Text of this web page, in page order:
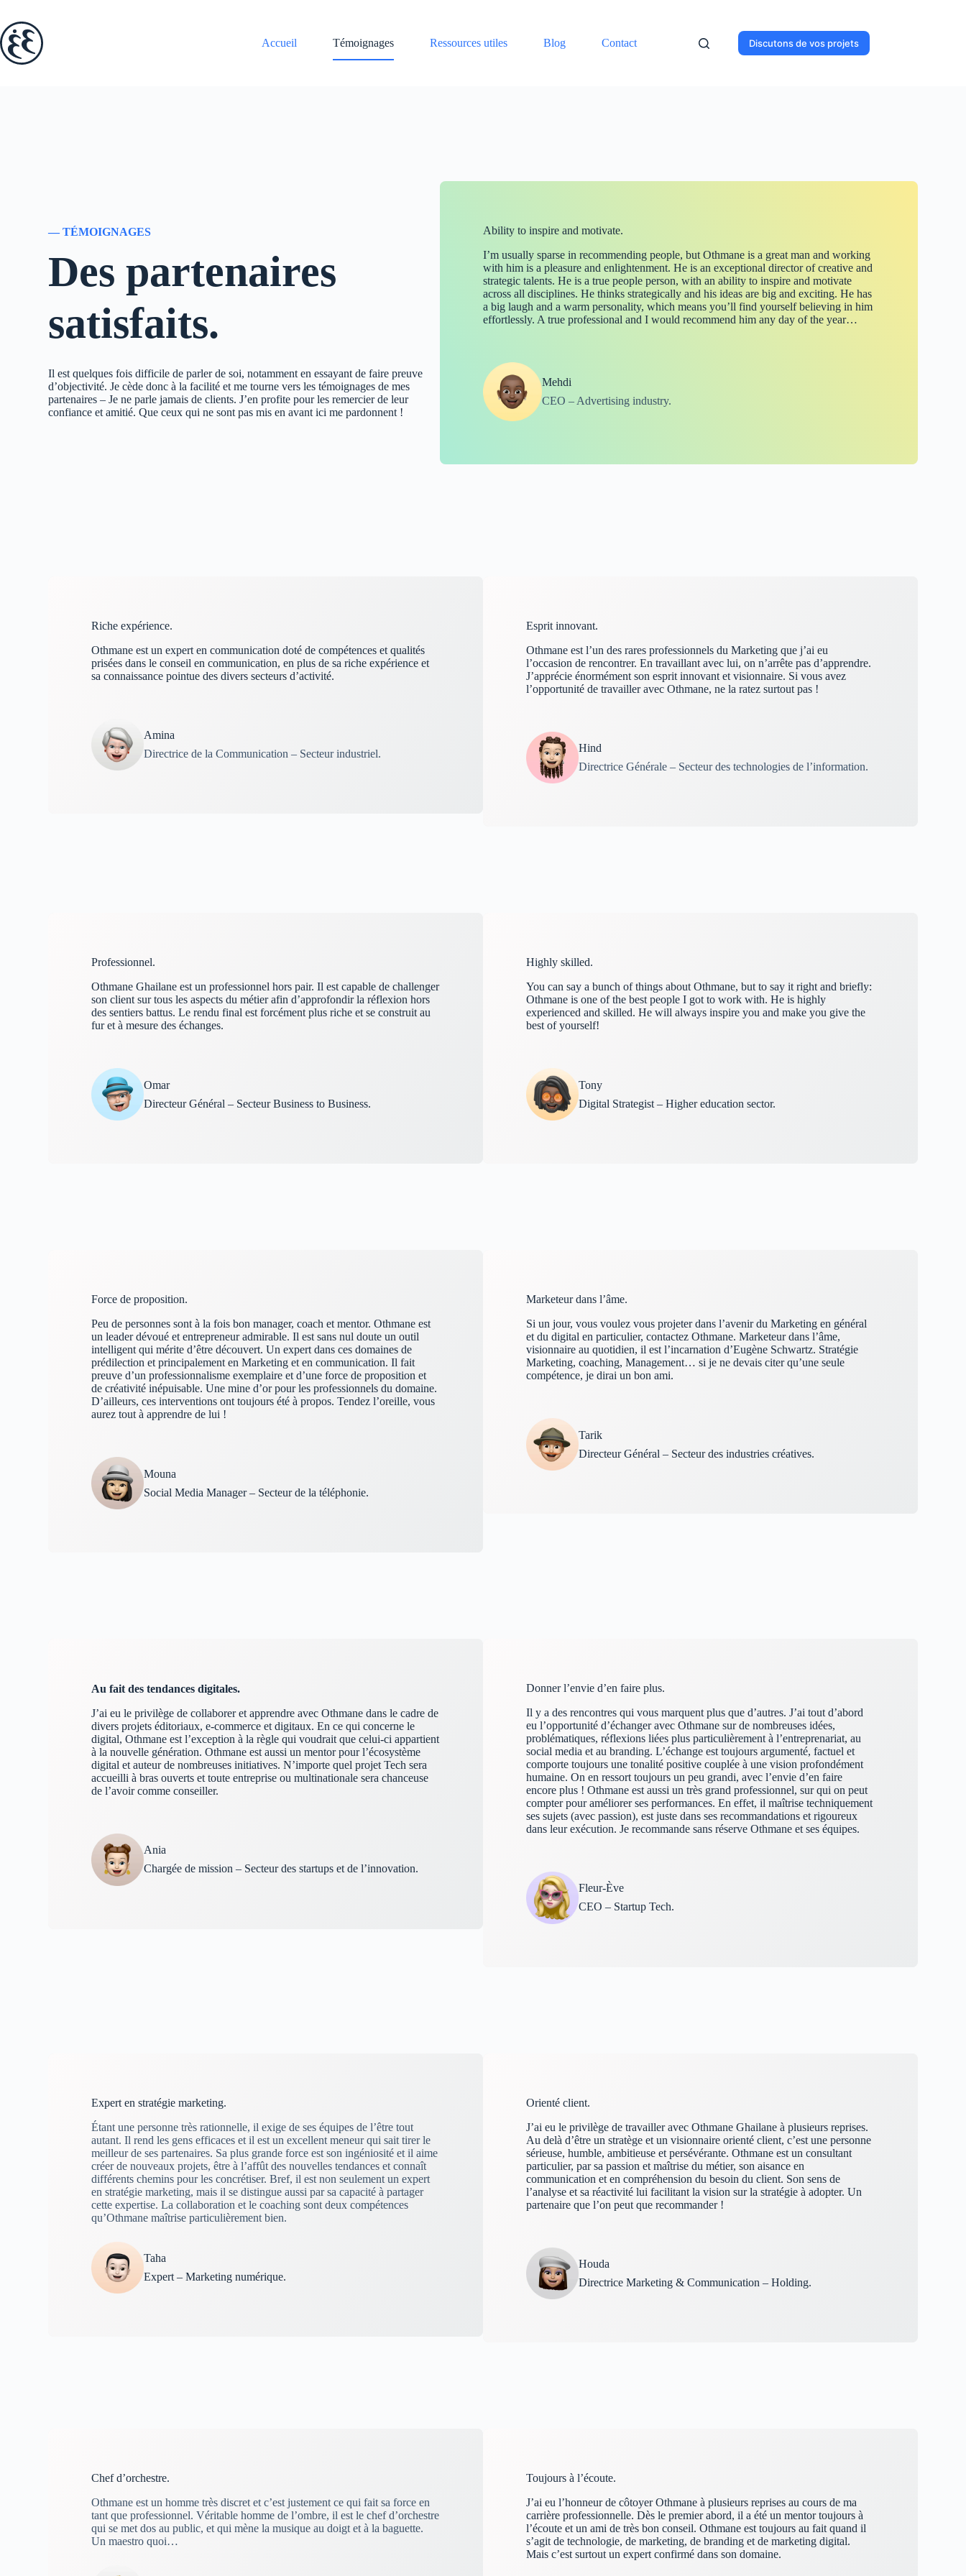
contenu
Accueil
Témoignages Ressources utiles Blog Contact Discutons de vos projets
— TÉMOIGNAGES
Des partenaires
satisfaits.
Il est quelques fois difficile de parler de soi, notamment en essayant de faire preuve
d’objectivité. Je cède donc à la facilité et me tourne vers les témoignages de mes
partenaires – Je ne parle jamais de clients. J’en profite pour les remercier de leur
confiance et amitié. Que ceux qui ne sont pas mis en avant ici me pardonnent !
Ability to inspire and motivate.
I’m usually sparse in recommending people, but Othmane is a great man and working
with him is a pleasure and enlightenment. He is an exceptional director of creative and
strategic talents. He is a true people person, with an ability to inspire and motivate
across all disciplines. He thinks strategically and his ideas are big and exciting. He has
a big laugh and a warm personality, which means you’ll find yourself believing in him
effortlessly. A true professional and I would recommend him any day of the year…
Mehdi
CEO – Advertising industry.
Riche expérience.
Othmane est un expert en communication doté de compétences et qualités
prisées dans le conseil en communication, en plus de sa riche expérience et
sa connaissance pointue des divers secteurs d’activité.
Amina
Directrice de la Communication – Secteur industriel.
Esprit innovant.
Othmane est l’un des rares professionnels du Marketing que j’ai eu
l’occasion de rencontrer. En travaillant avec lui, on n’arrête pas d’apprendre.
J’apprécie énormément son esprit innovant et visionnaire. Si vous avez
l’opportunité de travailler avec Othmane, ne la ratez surtout pas !
Hind
Directrice Générale – Secteur des technologies de l’information.
Professionnel.
Othmane Ghailane est un professionnel hors pair. Il est capable de challenger
son client sur tous les aspects du métier afin d’approfondir la réflexion hors
des sentiers battus. Le rendu final est forcément plus riche et se construit au
fur et à mesure des échanges.
Omar
Directeur Général – Secteur Business to Business.
Highly skilled.
You can say a bunch of things about Othmane, but to say it right and briefly:
Othmane is one of the best people I got to work with. He is highly
experienced and skilled. He will always inspire you and make you give the
best of yourself!
Tony
Digital Strategist – Higher education sector.
Force de proposition.
Peu de personnes sont à la fois bon manager, coach et mentor. Othmane est
un leader dévoué et entrepreneur admirable. Il est sans nul doute un outil
intelligent qui mérite d’être découvert. Un expert dans ces domaines de
prédilection et principalement en Marketing et en communication. Il fait
preuve d’un professionnalisme exemplaire et d’une force de proposition et
de créativité inépuisable. Une mine d’or pour les professionnels du domaine.
D’ailleurs, ces interventions ont toujours été à propos. Tendez l’oreille, vous
aurez tout à apprendre de lui !
Mouna
Social Media Manager – Secteur de la téléphonie.
Marketeur dans l’âme.
Si un jour, vous voulez vous projeter dans l’avenir du Marketing en général
et du digital en particulier, contactez Othmane. Marketeur dans l’âme,
visionnaire au quotidien, il est l’incarnation d’Eugène Schwartz. Stratégie
Marketing, coaching, Management… si je ne devais citer qu’une seule
compétence, je dirai un bon ami.
Tarik
Directeur Général – Secteur des industries créatives.
Au fait des tendances digitales.
J’ai eu le privilège de collaborer et apprendre avec Othmane dans le cadre de
divers projets éditoriaux, e-commerce et digitaux. En ce qui concerne le
digital, Othmane est l’exception à la règle qui voudrait que celui-ci appartient
à la nouvelle génération. Othmane est aussi un mentor pour l’écosystème
digital et auteur de nombreuses initiatives. N’importe quel projet Tech sera
accueilli à bras ouverts et toute entreprise ou multinationale sera chanceuse
de l’avoir comme conseiller.
Ania
Chargée de mission – Secteur des startups et de l’innovation.
Donner l’envie d’en faire plus.
Il y a des rencontres qui vous marquent plus que d’autres. J’ai tout d’abord
eu l’opportunité d’échanger avec Othmane sur de nombreuses idées,
problématiques, réflexions liées plus particulièrement à l’entreprenariat, au
social media et au branding. L’échange est toujours argumenté, factuel et
comporte toujours une tonalité positive couplée à une vision profondément
humaine. On en ressort toujours un peu grandi, avec l’envie d’en faire
encore plus ! Othmane est aussi un très grand professionnel, sur qui on peut
compter pour améliorer ses performances. En effet, il maîtrise techniquement
ses sujets (avec passion), est juste dans ses recommandations et rigoureux
dans leur exécution. Je recommande sans réserve Othmane et ses équipes.
Fleur-Ève
CEO – Startup Tech.
Expert en stratégie marketing.
Étant une personne très rationnelle, il exige de ses équipes de l’être tout
autant. Il rend les gens efficaces et il est un excellent meneur qui sait tirer le
meilleur de ses partenaires. Sa plus grande force est son ingéniosité et il aime
créer de nouveaux projets, être à l’affût des nouvelles tendances et connaît
différents chemins pour les concrétiser. Bref, il est non seulement un expert
en stratégie marketing, mais il se distingue aussi par sa capacité à partager
cette expertise. La collaboration et le coaching sont deux compétences
qu’Othmane maîtrise particulièrement bien.
Taha
Expert – Marketing numérique.
Orienté client.
J’ai eu le privilège de travailler avec Othmane Ghailane à plusieurs reprises.
Au delà d’être un stratège et un visionnaire orienté client, c’est une personne
sérieuse, humble, ambitieuse et persévérante. Othmane est un consultant
particulier, par sa passion et maîtrise du métier, son aisance en
communication et en compréhension du besoin du client. Son sens de
l’analyse et sa réactivité lui facilitant la vision sur la stratégie à adopter. Un
partenaire que l’on peut que recommander !
Houda
Directrice Marketing & Communication – Holding.
Chef d’orchestre.
Othmane est un homme très discret et c’est justement ce qui fait sa force en
tant que professionnel. Véritable homme de l’ombre, il est le chef d’orchestre
qui se met dos au public, et qui mène la musique au doigt et à la baguette.
Un maestro quoi…
Toujours à l’écoute.
J’ai eu l’honneur de côtoyer Othmane à plusieurs reprises au cours de ma
carrière professionnelle. Dès le premier abord, il a été un mentor toujours à
l’écoute et un ami de très bon conseil. Othmane est toujours au fait quand il
s’agit de technologie, de marketing, de branding et de marketing digital.
Mais c’est surtout un expert confirmé dans son domaine.